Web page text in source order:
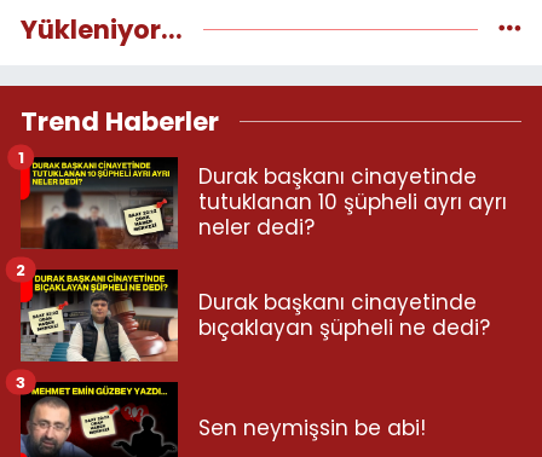
Yükleniyor...
Trend Haberler
Durak başkanı cinayetinde
tutuklanan 10 şüpheli ayrı ayrı
neler dedi?
1
Durak başkanı cinayetinde
bıçaklayan şüpheli ne dedi?
2
Sen neymişsin be abi!
3